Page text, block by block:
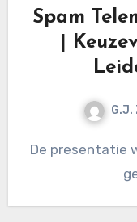
Spam
|
G.J.
De presentatie waarvan ik vrijdag vermoedelijk